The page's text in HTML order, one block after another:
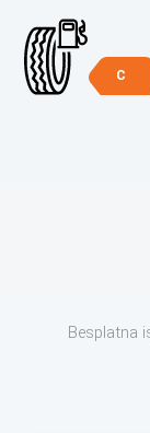
C
Besplatna